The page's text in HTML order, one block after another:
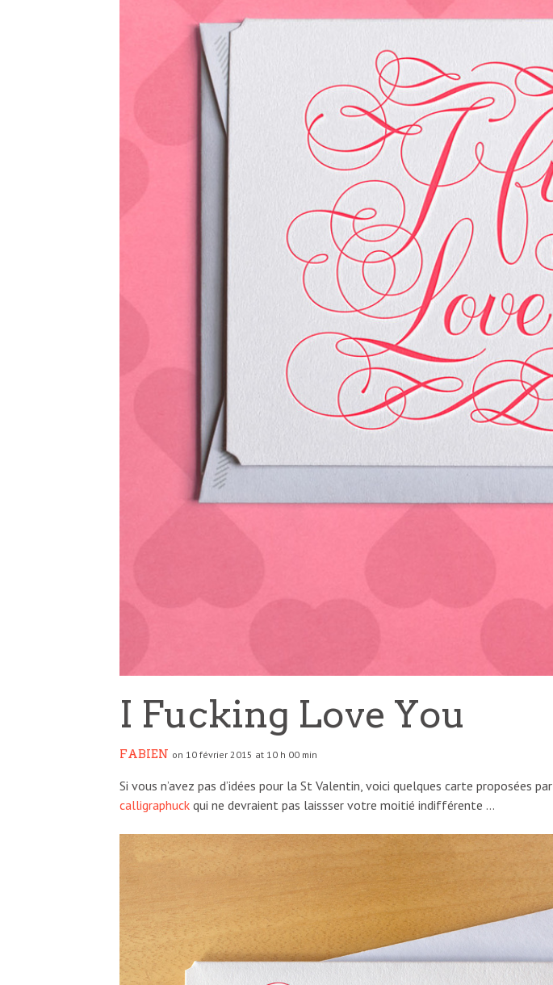
I Fucking Love You
FABIEN on 10 février 2015 at 10 h 00 min
Si vous n’avez pas d’idées pour la St Valentin, voici quelques carte proposées par
calligraphuck qui ne devraient pas laissser votre moitié indifférente …